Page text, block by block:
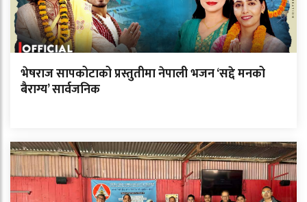
भेषराज सापकोटाको प्रस्तुतीमा नेपाली भजन ‘सद्दे मनको
बैराग्य’ सार्वजनिक